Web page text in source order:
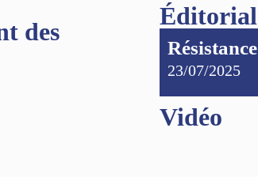
des
Éditorial
Résistance
23/07/2025
Vidéo